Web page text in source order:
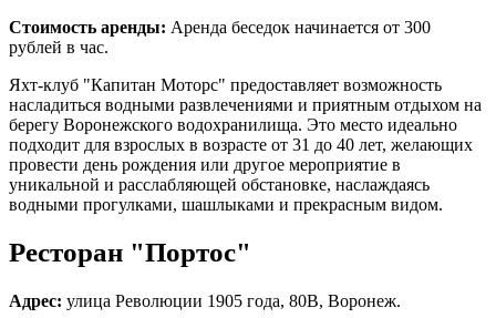
Стоимость аренды: Аренда беседок начинается от 300
рублей в час.
Яхт-клуб "Капитан Моторс" предоставляет возможность
насладиться водными развлечениями и приятным отдыхом на
берегу Воронежского водохранилища. Это место идеально
подходит для взрослых в возрасте от 31 до 40 лет, желающих
провести день рождения или другое мероприятие в
уникальной и расслабляющей обстановке, наслаждаясь
водными прогулками, шашлыками и прекрасным видом.
Ресторан "Портос"
Адрес: улица Революции 1905 года, 80В, Воронеж.